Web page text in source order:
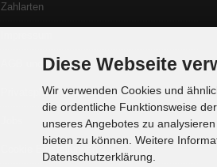
Zahlarten
AGB und Widerrufsrecht
Privatsphäre und Datenschutz
Diese Webseite
Wir verwenden Cookies und
die ordentliche Funktionsweise
unseres Angebotes zu
bieten zu können. Weitere
Datenschutzerklärung.